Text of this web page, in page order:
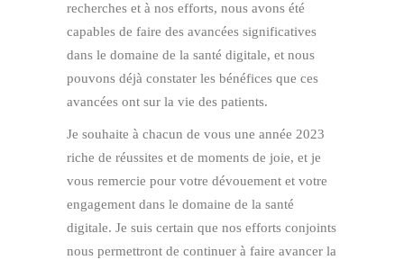
recherches et à nos efforts, nous avons été
capables de faire des avancées significatives
dans le domaine de la santé digitale, et nous
pouvons déjà constater les bénéfices que ces
avancées ont sur la vie des patients.
Je souhaite à chacun de vous une année 2023
riche de réussites et de moments de joie, et je
vous remercie pour votre dévouement et votre
engagement dans le domaine de la santé
digitale. Je suis certain que nos efforts conjoints
nous permettront de continuer à faire avancer la